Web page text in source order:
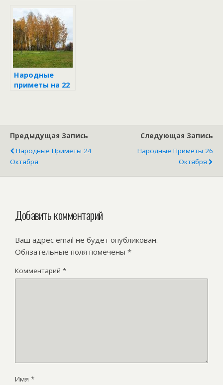
Народные
приметы на 22
Предыдущая Запись
Народные Приметы 24
Октября
Следующая Запись
Народные Приметы 26
Октября
Добавить комментарий
Ваш адрес email не будет опубликован.
Обязательные поля помечены *
Комментарий *
Имя *